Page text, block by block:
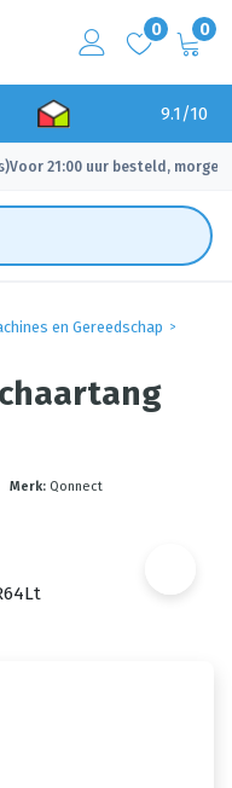
0 0
9.1/10
Voor 21:00 uur besteld, morgen
en Gereedschap
Merk: Qonnect